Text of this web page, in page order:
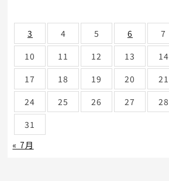
3
4 5 6 7
10
11 12 13 14
17
18 19 20 21
24
25 26 27 28
31
« 7月